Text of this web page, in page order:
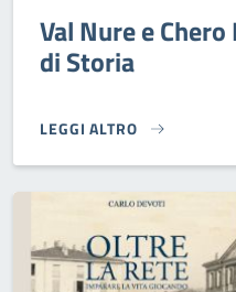
Val Nure e
di Storia
LEGGI ALTRO
VAL NURE E CHERO